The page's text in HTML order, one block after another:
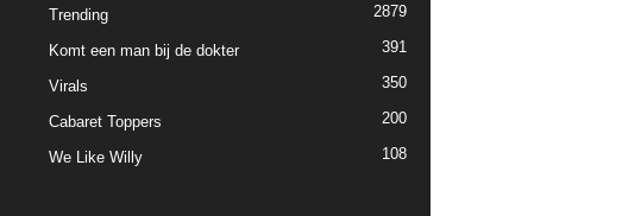
Trending 2879
Komt een man bij de dokter 391
Virals 350
Cabaret Toppers 200
We Like Willy 108